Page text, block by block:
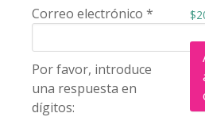
Correo electrónico *
Por favor, introduce
una respuesta en
dígitos:
$